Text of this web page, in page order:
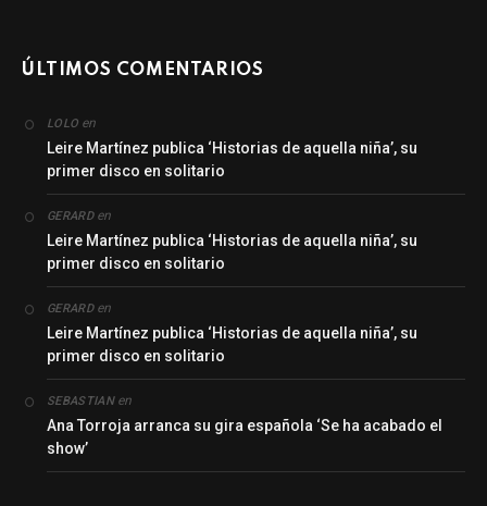
ÚLTIMOS COMENTARIOS
LOLO en
Leire Martínez publica ‘Historias de aquella niña’, su
primer disco en solitario
GERARDen
Leire Martínez publica ‘Historias de aquella niña’, su
primer disco en solitario
GERARDen
Leire Martínez publica ‘Historias de aquella niña’, su
primer disco en solitario
SEBASTIANen
Ana Torroja arranca su gira española ‘Se ha acabado el
show’